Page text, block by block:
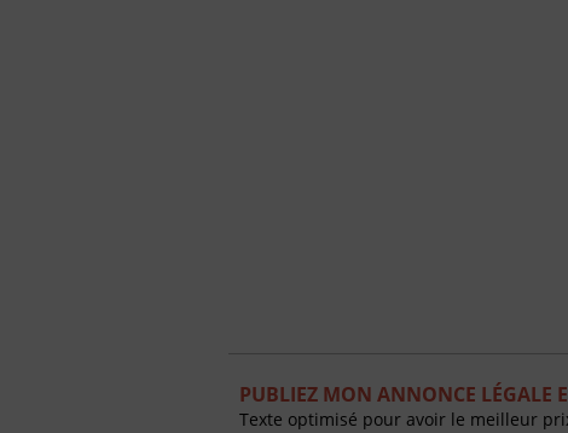
PUBLIEZ MON ANNONCE LÉGALE
Texte optimisé pour avoir le meilleur